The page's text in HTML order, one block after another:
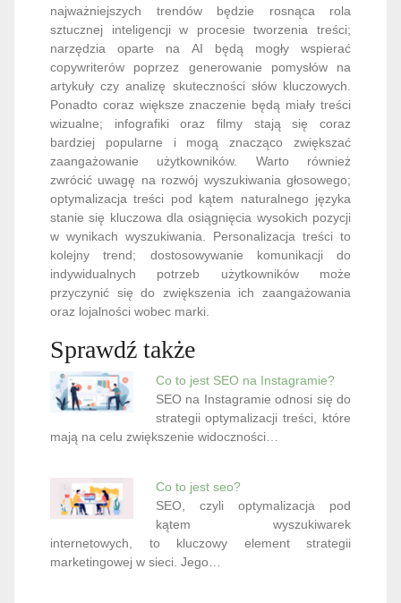
najważniejszych trendów będzie rosnąca rola
sztucznej inteligencji w procesie tworzenia treści;
narzędzia oparte na AI będą mogły wspierać
copywriterów poprzez generowanie pomysłów na
artykuły czy analizę skuteczności słów kluczowych.
Ponadto coraz większe znaczenie będą miały treści
wizualne; infografiki oraz filmy stają się coraz
bardziej popularne i mogą znacząco zwiększać
zaangażowanie użytkowników. Warto również
zwrócić uwagę na rozwój wyszukiwania głosowego;
optymalizacja treści pod kątem naturalnego języka
stanie się kluczowa dla osiągnięcia wysokich pozycji
w wynikach wyszukiwania. Personalizacja treści to
kolejny trend; dostosowywanie komunikacji do
indywidualnych potrzeb użytkowników może
przyczynić się do zwiększenia ich zaangażowania
oraz lojalności wobec marki.
Sprawdź także
Co to jest SEO na Instagramie?
SEO na Instagramie odnosi się do
strategii optymalizacji treści, które
mają na celu zwiększenie widoczności…
Co to jest seo?
SEO, czyli optymalizacja pod
kątem wyszukiwarek
internetowych, to kluczowy element strategii
marketingowej w sieci. Jego…